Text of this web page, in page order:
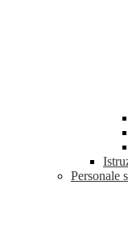
Personale